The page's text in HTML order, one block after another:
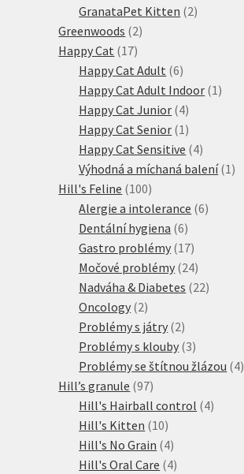
produktů
GranataPet Kitten 22
Greenwoods 22
Happy Cat 1717
produktů
Happy Cat Adult 66
produktů
Happy Cat Adult Indoor 1 1
Happy Cat Junior 44
produkty
Happy Cat Senior 1 1
produkt
Happy Cat Sensitive 44
produkty
Výhodná a míchaná balení 1 1
Hill's Feline 100100
produktů
Alergie a intolerance 66
Dentální hygiena 66
produktů
Gastro problémy 1717
produktů
Močové problémy 2424
produktů
Nadváha & Diabetes 2222
Oncology 22
produkty
Problémy s játry 22
produkty
Problémy s klouby 33
produkty
Problémy se štítnou žlázou 44
Hill’s granule 9797
produktů
Hill's Hairball control 44
Hill's Kitten 1010
produktů
Hill's No Grain 44
produkty
Hill's Oral Care 44